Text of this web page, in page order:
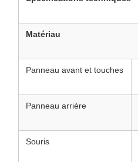
Matériau
Panneau avant et touches
Panneau arrière
Souris